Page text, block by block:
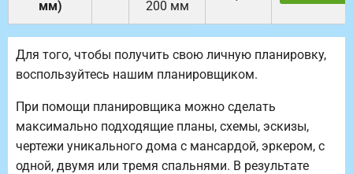
мм)
200 мм
Для того, чтобы получить свою личную планировку,
воспользуйтесь нашим планировщиком.
При помощи планировщика можно сделать
максимально подходящие планы, схемы, эскизы,
чертежи уникального дома с мансардой, эркером, с
одной, двумя или тремя спальнями. В результате